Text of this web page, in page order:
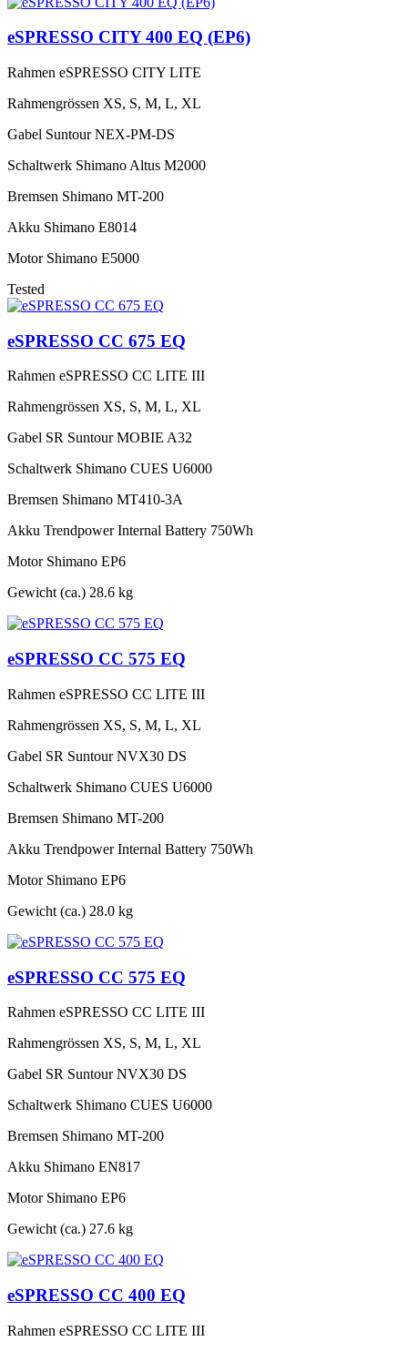
eSPRESSO CITY 400 EQ (EP6)
Rahmen eSPRESSO CITY LITE
Rahmengrössen XS, S, M, L, XL
Gabel Suntour NEX-PM-DS
Schaltwerk Shimano Altus M2000
Bremsen Shimano MT-200
Akku Shimano E8014
Motor Shimano E5000
Tested
eSPRESSO CC 675 EQ
Rahmen eSPRESSO CC LITE III
Rahmengrössen XS, S, M, L, XL
Gabel SR Suntour MOBIE A32
Schaltwerk Shimano CUES U6000
Bremsen Shimano MT410-3A
Akku Trendpower Internal Battery 750Wh
Motor Shimano EP6
Gewicht (ca.) 28.6 kg
eSPRESSO CC 575 EQ
Rahmen eSPRESSO CC LITE III
Rahmengrössen XS, S, M, L, XL
Gabel SR Suntour NVX30 DS
Schaltwerk Shimano CUES U6000
Bremsen Shimano MT-200
Akku Trendpower Internal Battery 750Wh
Motor Shimano EP6
Gewicht (ca.) 28.0 kg
eSPRESSO CC 575 EQ
Rahmen eSPRESSO CC LITE III
Rahmengrössen XS, S, M, L, XL
Gabel SR Suntour NVX30 DS
Schaltwerk Shimano CUES U6000
Bremsen Shimano MT-200
Akku Shimano EN817
Motor Shimano EP6
Gewicht (ca.) 27.6 kg
eSPRESSO CC 400 EQ
Rahmen eSPRESSO CC LITE III